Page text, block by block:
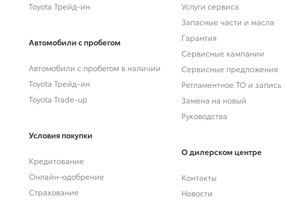
Toyota Трейд-ин
Автомобили с пробегом
Автомобили с пробегом в наличии
Toyota Трейд-ин
Toyota Trade-up
Условия покупки
Кредитование
Онлайн-одобрение
Страхование
Услуги сервиса
Запасные части и масла
Гарантия
Сервисные кампании
Сервисные предложения
Регламентное ТО и запись
Замена на новый
Руководства
О дилерском центре
Контакты
Новости